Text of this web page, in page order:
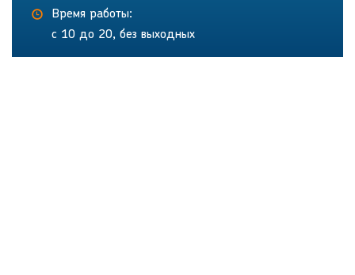
Время работы:
с 10 до 20, без выходных